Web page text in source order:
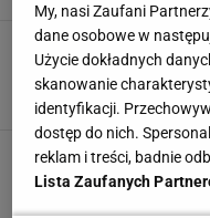
Płock
Industria
końcem
My, nasi Zaufani
dane osobowe w
Użycie dokładnych
skanowanie
identyfikacji.
dostęp do nich.
reklam i treści, badnie
Lista Zaufanych